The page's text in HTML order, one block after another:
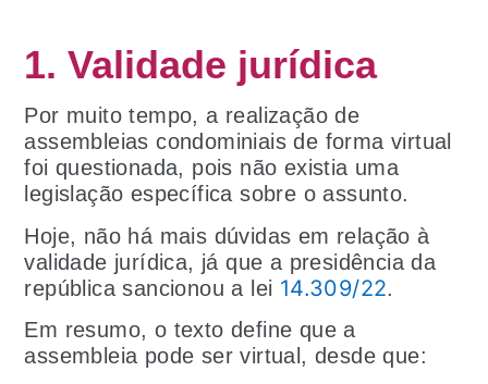
1. Validade jurídica
Por muito tempo, a realização de
assembleias condominiais de forma virtual
foi questionada, pois não existia uma
legislação específica sobre o assunto.
Hoje, não há mais dúvidas em relação à
validade jurídica, já que a presidência da
república sancionou a lei 14.309/22.
Em resumo, o texto define que a
assembleia pode ser virtual, desde que: